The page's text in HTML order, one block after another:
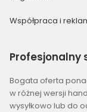
Współpraca i
Profesjonalny
Bogata oferta
w różnej wersji
wysyłkowo lub do